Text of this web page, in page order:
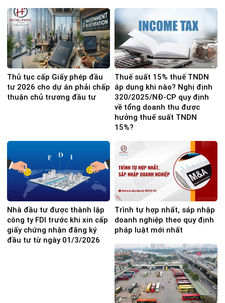
Thủ tục cấp Giấy phép đầu
tư 2026 cho dự án phải chấp
thuận chủ trương đầu tư
Thuế suất 15% thuế TNDN
áp dụng khi nào? Nghị định
320/2025/NĐ-CP quy định
về tổng doanh thu được
hưởng thuế suất TNDN
15%?
Nhà đầu tư được thành lập
công ty FDI trước khi xin cấp
giấy chứng nhận đăng ký
đầu tư từ ngày 01/3/2026
Trình tự hợp nhất, sáp nhập
doanh nghiệp theo quy định
pháp luật mới nhất